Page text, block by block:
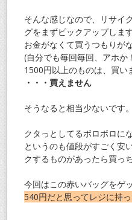
そんな感じなので、リサイ
グをまずピックアップします
お金がなくて買うつもりが
(自分でも毎回毎回、アホか
1500円以上のものは、買い
・・・買えません
そうなると相当少ないです
クタっとしてるボロボロに
というのも値段がすごく安
クするものがあったら買っ
今回はこの赤いバッグをゲッ
540円だと思ってレジに持